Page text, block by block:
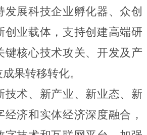
发展科技企业孵化器、众创
创业载体，支持创建高端研
键核心技术攻关、开发及产
果转移转化。
技术、新产业、新业态、新
济和实体经济深度融合，